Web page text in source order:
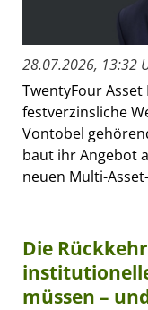
28.07.2026, 13:32
TwentyFour
festverzinsliche
Vontobel
baut ihr Angebot
neuen Multi-
Die
müssen –